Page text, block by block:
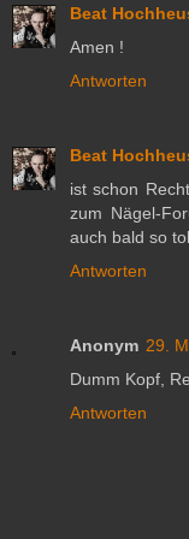
Beat
Amen !
Antworten
Beat
ist schon
zum Nägel-
auch bald so
Antworten
Anonym 29.
Dumm Kopf,
Antworten